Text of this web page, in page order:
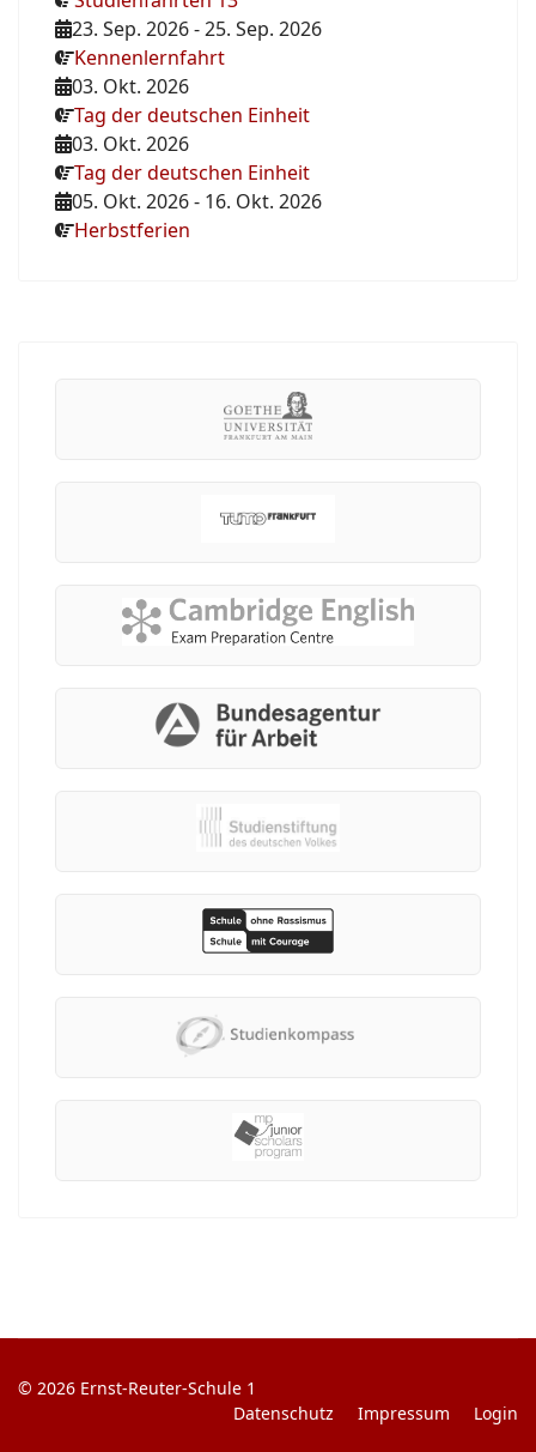
23. Sep. 2026-25. Sep. 2026
Kennenlernfahrt
03. Okt. 2026
Tag der deutschen Einheit
03. Okt. 2026
Tag der deutschen Einheit
05. Okt. 2026- 16. Okt. 2026
Herbstferien
© 2026 Ernst-Reuter-Schule 1
Datenschutz
Impressum Login